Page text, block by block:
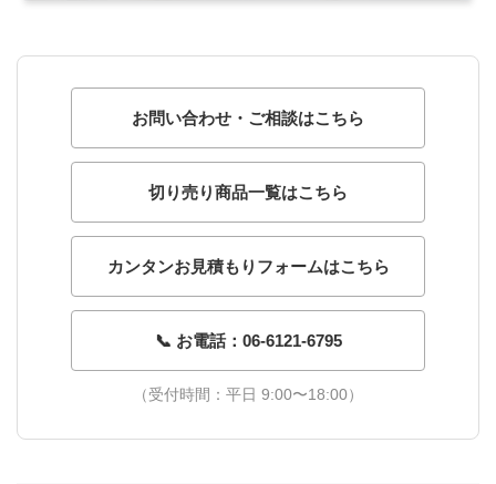
お問い合わせ・ご相談はこちら
切り売り商品一覧はこちら
カンタンお見積もりフォームはこちら
📞 お電話：06-6121-6795
（受付時間：平日 9:00〜18:00）